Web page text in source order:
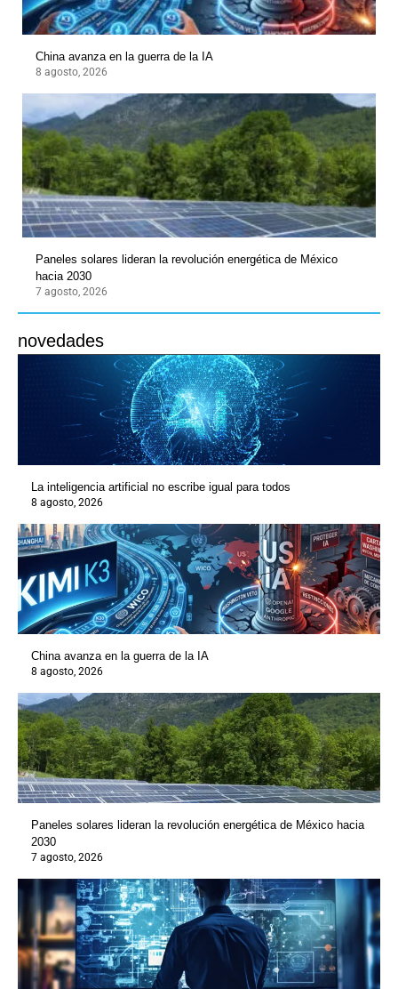
China avanza en la guerra de la IA
8 agosto, 2026
Paneles solares lideran la revolución energética de México
hacia 2030
7 agosto, 2026
novedades
La inteligencia artificial no escribe igual para todos
8 agosto, 2026
China avanza en la guerra de la IA
8 agosto, 2026
Paneles solares lideran la revolución energética de México hacia
2030
7 agosto, 2026